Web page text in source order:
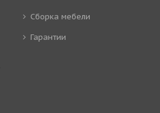
Сборка мебели
Гарантии